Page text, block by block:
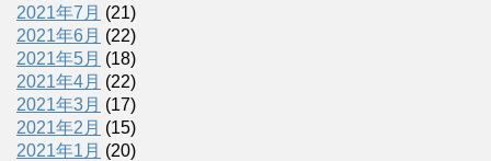
2021年7月 (21)
2021年6月 (22)
2021年5月 (18)
2021年4月 (22)
2021年3月 (17)
2021年2月 (15)
2021年1月 (20)